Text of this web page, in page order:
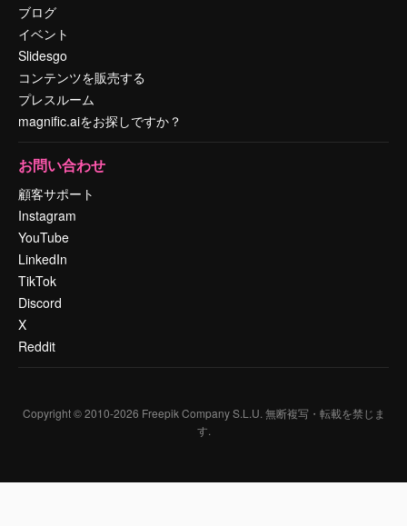
ブログ
イベント
Slidesgo
コンテンツを販売する
プレスルーム
magnific.aiをお探しですか？
お問い合わせ
顧客サポート
Instagram
YouTube
LinkedIn
TikTok
Discord
X
Reddit
Copyright © 2010-2026 Freepik Company S.L.U. 無断複写・転載を禁じま
す.